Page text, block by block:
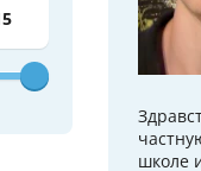
школе